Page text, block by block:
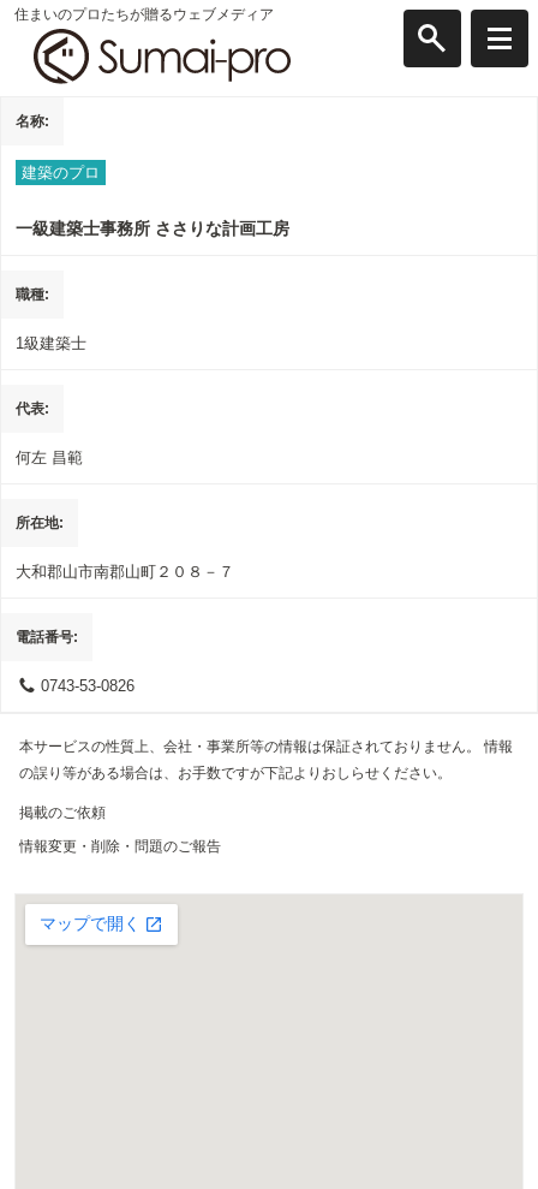
住まいのプロたちが贈るウェブメディア
名称
建築のプロ
一級建築士事務所 ささりな計画工房
職種
1級建築士
代表
何左 昌範
所在地
大和郡山市南郡山町２０８－７
電話番号
0743-53-0826
本サービスの性質上、会社・事業所等の情報は保証されておりません。 情報
の誤り等がある場合は、お手数ですが下記よりおしらせください。
掲載のご依頼
情報変更・削除・問題のご報告